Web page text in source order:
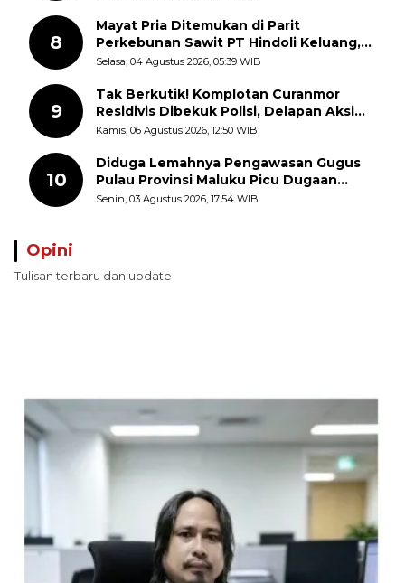
8
Mayat Pria Ditemukan di Parit
Perkebunan Sawit PT Hindoli Keluang,
Polisi Selidiki Penyebab Kematian
Selasa, 04 Agustus 2026, 05:39 WIB
9
Tak Berkutik! Komplotan Curanmor
Residivis Dibekuk Polisi, Delapan Aksi
Curanmor Di Candipuro Terungkap
Kamis, 06 Agustus 2026, 12:50 WIB
10
Diduga Lemahnya Pengawasan Gugus
Pulau Provinsi Maluku Picu Dugaan
Pungli terhadap Nelayan Bale-Bale di
Senin, 03 Agustus 2026, 17:54 WIB
Opini
Tulisan terbaru dan update